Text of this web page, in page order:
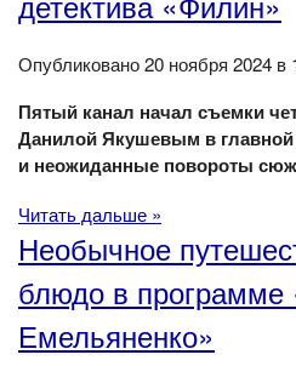
Опубликовано 20 ноября 2024 в
Пятый канал начал съемки
Данилой Якушевым в
и неожиданные повороты
Читать дальше »
Необычное
блюдо в
Емельяненко»